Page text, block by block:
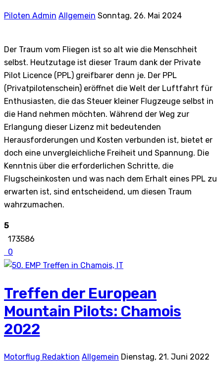
Piloten Admin Allgemein Sonntag, 26. Mai 2024
Der Traum vom Fliegen ist so alt wie die Menschheit
selbst. Heutzutage ist dieser Traum dank der Private
Pilot Licence (PPL) greifbarer denn je. Der PPL
(Privatpilotenschein) eröffnet die Welt der Luftfahrt für
Enthusiasten, die das Steuer kleiner Flugzeuge selbst in
die Hand nehmen möchten. Während der Weg zur
Erlangung dieser Lizenz mit bedeutenden
Herausforderungen und Kosten verbunden ist, bietet er
doch eine unvergleichliche Freiheit und Spannung. Die
Kenntnis über die erforderlichen Schritte, die
Flugscheinkosten und was nach dem Erhalt eines PPL zu
erwarten ist, sind entscheidend, um diesen Traum
wahrzumachen.
5
173586
0
Treffen der European
Mountain Pilots: Chamois
2022
Motorflug Redaktion Allgemein Dienstag, 21. Juni 2022